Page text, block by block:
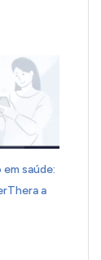
saúde:
a